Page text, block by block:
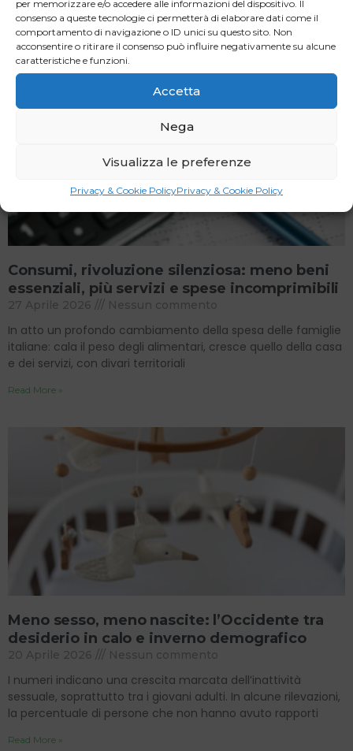
per memorizzare e/o accedere alle informazioni del dispositivo. Il
consenso a queste tecnologie ci permetterà di elaborare dati come il
comportamento di navigazione o ID unici su questo sito. Non
acconsentire o ritirare il consenso può influire negativamente su alcune
caratteristiche e funzioni.
Accetta
Nega
Visualizza le preferenze
Privacy & Cookie PolicyPrivacy & Cookie Policy
Ateneo
Read More »
Consumi, rivoluzione silenziosa: meno beni
essenziali, più servizi e spese incomprimibili
27 Aprile 2026 Nessun commento
In atto un profondo cambiamento della spesa delle famiglie
italiane: cala il peso degli alimentari, cresce quello della casa
e dei servizi, con divari territoriali
Read More »
Meno sesso, meno nascite: l’Occidente tra
desiderio in calo e inverno demografico
20 Aprile 2026 Nessun commento
I numeri indicano una crescita marcata dell’inattività
sessuale, soprattutto tra i giovani adulti. In alcune rilevazioni,
la percentuale di persone che non hanno avuto rapporti
Read More »